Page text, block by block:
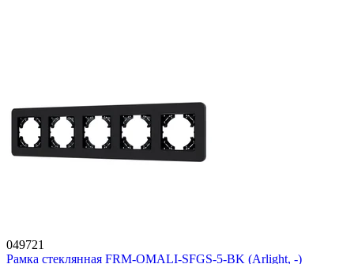
049721
Рамка стеклянная FRM-OMALI-SFGS-5-BK (Arlight, -)